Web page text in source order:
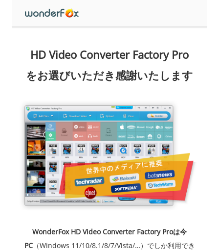
HD Video Converter Factory Pro
をお選びいただき感謝いたします
WonderFox HD Video Converter Factory Proは今
PC（Windows 11/10/8.1/8/7/Vista/…）でしか利用でき